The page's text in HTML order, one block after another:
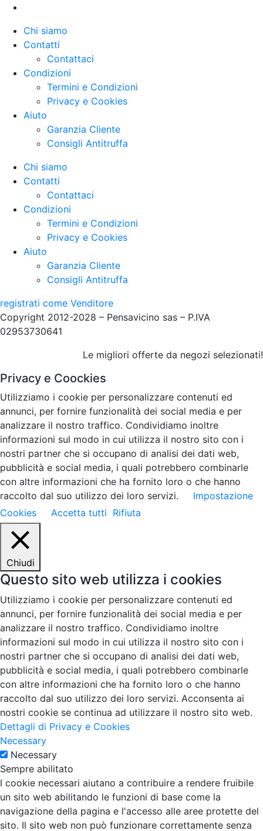
Chi siamo
Contatti
Contattaci
Condizioni
Termini e Condizioni
Privacy e Cookies
Aiuto
Garanzia Cliente
Consigli Antitruffa
Chi siamo
Contatti
Contattaci
Condizioni
Termini e Condizioni
Privacy e Cookies
Aiuto
Garanzia Cliente
Consigli Antitruffa
registrati come Venditore
Copyright 2012-2028 – Pensavicino sas – P.IVA
02953730641
Le migliori offerte da negozi selezionati!
Privacy e Coockies
Utilizziamo i cookie per personalizzare contenuti ed
annunci, per fornire funzionalità dei social media e per
analizzare il nostro traffico. Condividiamo inoltre
informazioni sul modo in cui utilizza il nostro sito con i
nostri partner che si occupano di analisi dei dati web,
pubblicità e social media, i quali potrebbero combinarle
con altre informazioni che ha fornito loro o che hanno
raccolto dal suo utilizzo dei loro servizi.
Impostazione
Cookies
Accetta tutti Rifiuta
Chiudi
Questo sito web utilizza i cookies
Utilizziamo i cookie per personalizzare contenuti ed
annunci, per fornire funzionalità dei social media e per
analizzare il nostro traffico. Condividiamo inoltre
informazioni sul modo in cui utilizza il nostro sito con i
nostri partner che si occupano di analisi dei dati web,
pubblicità e social media, i quali potrebbero combinarle
con altre informazioni che ha fornito loro o che hanno
raccolto dal suo utilizzo dei loro servizi. Acconsenta ai
nostri cookie se continua ad utilizzare il nostro sito web.
Dettagli di Privacy e Cookies
Necessary
Necessary
Sempre abilitato
I cookie necessari aiutano a contribuire a rendere fruibile
un sito web abilitando le funzioni di base come la
navigazione della pagina e l'accesso alle aree protette del
sito. Il sito web non può funzionare correttamente senza